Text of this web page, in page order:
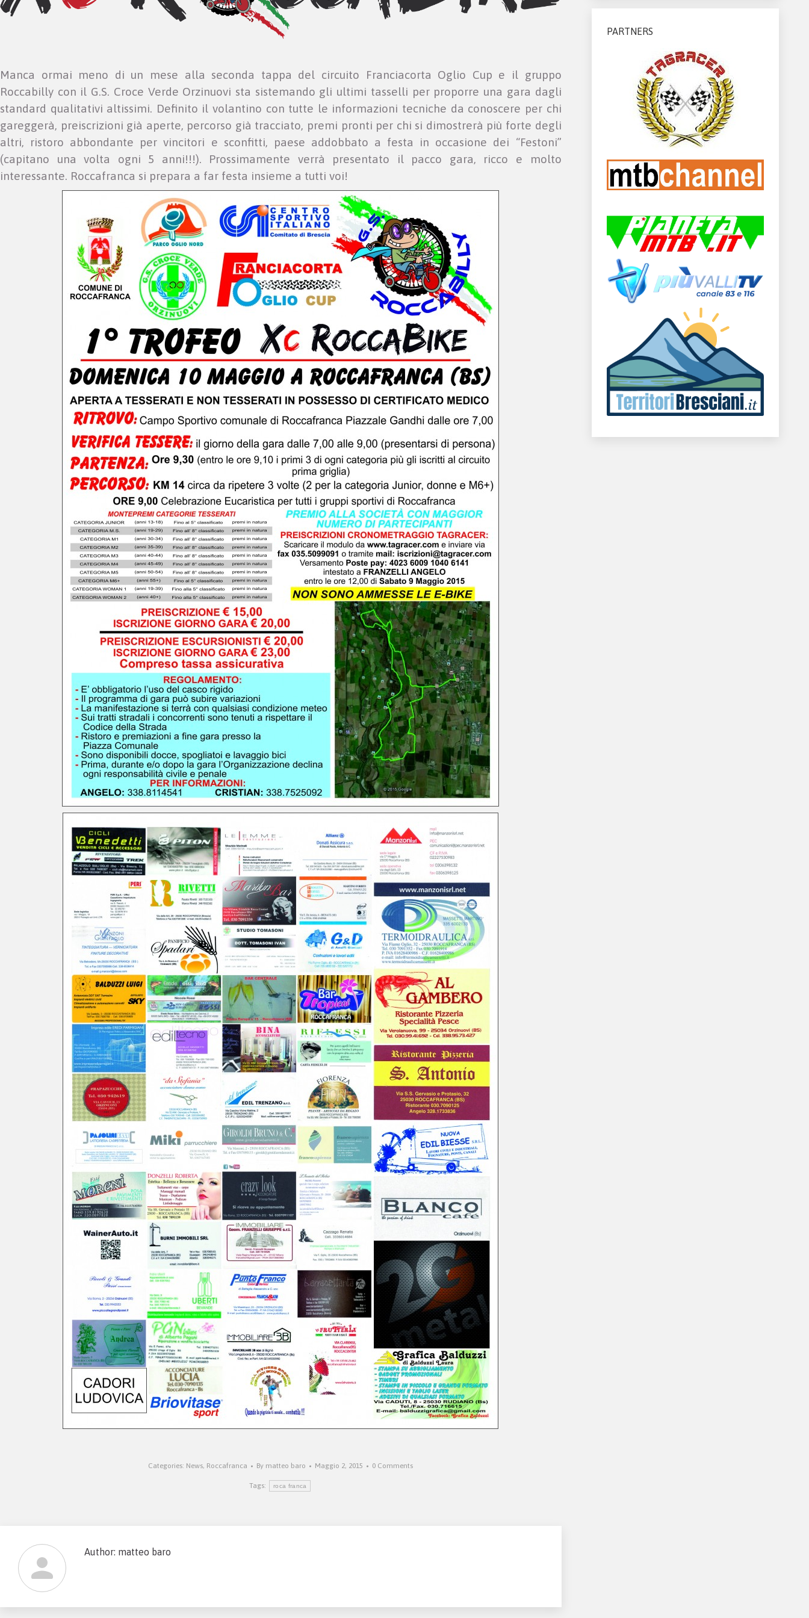
Manca ormai meno di un mese alla seconda tappa del circuito Franciacorta Oglio Cup e il gruppo
Roccabilly con il G.S. Croce Verde Orzinuovi sta sistemando gli ultimi tasselli per proporre una gara dagli
standard qualitativi altissimi. Definito il volantino con tutte le informazioni tecniche da conoscere per chi
gareggerà, preiscrizioni già aperte, percorso già tracciato, premi pronti per chi si dimostrerà più forte degli
altri, ristoro abbondante per vincitori e sconfitti, paese addobbato a festa in occasione dei “Festoni”
(capitano una volta ogni 5 anni!!!). Prossimamente verrà presentato il pacco gara, ricco e molto
interessante. Roccafranca si prepara a far festa insieme a tutti voi!
Categories: News, Roccafranca By matteo baro Maggio 2, 2015 0 Comments
Tags: roca franca
Author: matteo baro
PARTNERS